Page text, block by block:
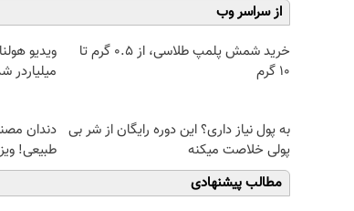
از سراسر وب
خرید شمش پلمپ طلاسی، از ۰.۵ گرم تا
۱۰ گرم
ویدیو
میلیاردر
به پول نیاز داری؟ این دوره رایگان از شر بی
پولی خلاصت میکنه
دندان
طبیعی!
مطالب پیشنهادی